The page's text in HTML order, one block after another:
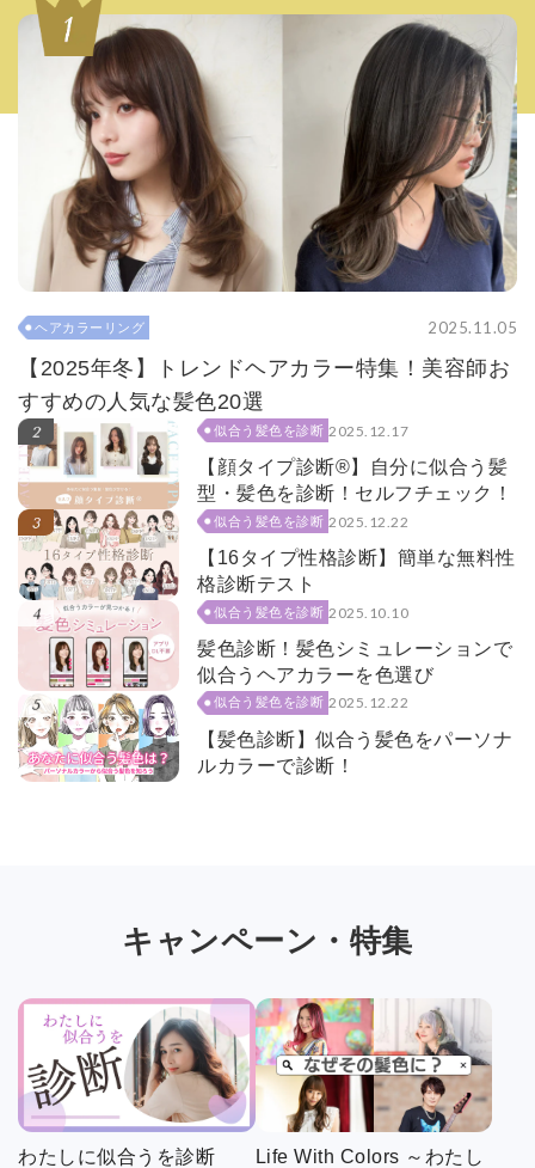
ヘアカラーリング 2025.11.05
【2025年冬】トレンドヘアカラー特集！美容師お
すすめの人気な髪色20選
似合う髪色を診断 2025.12.17
【顔タイプ診断®】自分に似合う髪
型・髪色を診断！セルフチェック！
似合う髪色を診断 2025.12.22
【16タイプ性格診断】簡単な無料性
格診断テスト
似合う髪色を診断 2025.10.10
髪色診断！髪色シミュレーションで
似合うヘアカラーを色選び
似合う髪色を診断 2025.12.22
【髪色診断】似合う髪色をパーソナ
ルカラーで診断！
キャンペーン・特集
わたしに似合うを診断
Life With Colors ～わたし